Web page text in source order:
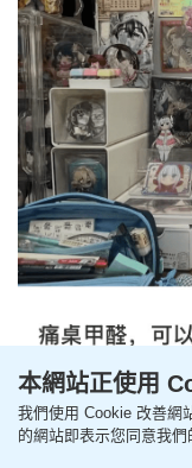
本網站正使用
我們使用 Cookie 改善網
的網站即表示您同意我們